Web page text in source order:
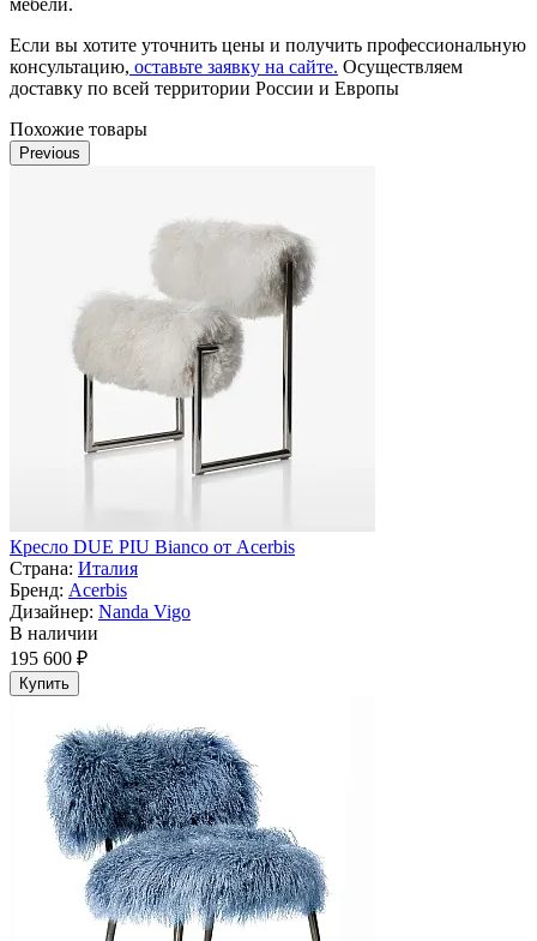
мебели.
Если вы хотите уточнить цены и получить профессиональную
консультацию, оставьте заявку на сайте. Осуществляем
доставку по всей территории России и Европы
Похожие товары
Previous
Кресло DUE PIU Bianco от Acerbis
Страна: Италия
Бренд: Acerbis
Дизайнер: Nanda Vigo
В наличии
195 600 ₽
Купить